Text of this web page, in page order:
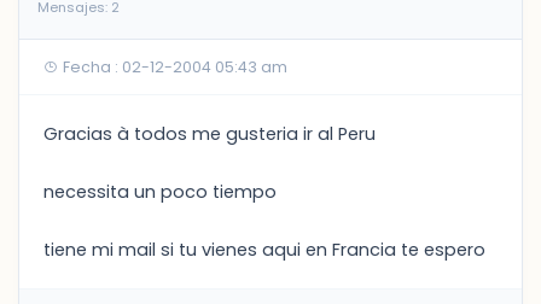
Mensajes: 2
Fecha : 02-12-2004 05:43 am
Gracias à todos me gusteria ir al Peru
necessita un poco tiempo
tiene mi mail si tu vienes aqui en Francia te espero